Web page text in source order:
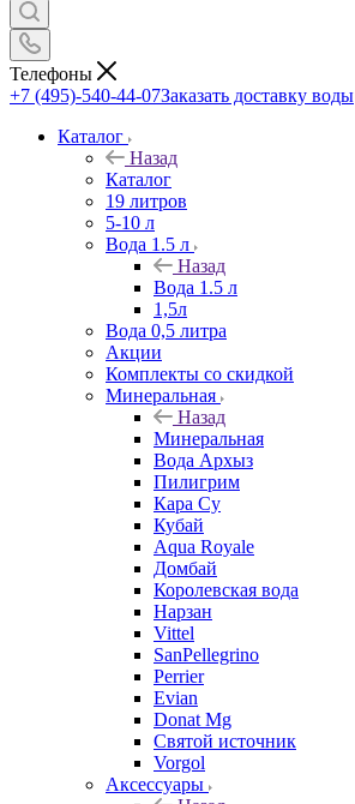
Телефоны
+7 (495)-540-44-07Заказать доставку воды
Каталог
Назад
Каталог
19 литров
5-10 л
Вода 1.5 л
Назад
Вода 1.5 л
1,5л
Вода 0,5 литра
Акции
Комплекты со скидкой
Минеральная
Назад
Минеральная
Вода Архыз
Пилигрим
Кара Су
Кубай
Aqua Royale
Домбай
Королевская вода
Нарзан
Vittel
SanPellegrino
Perrier
Evian
Donat Mg
Святой источник
Vorgol
Аксессуары